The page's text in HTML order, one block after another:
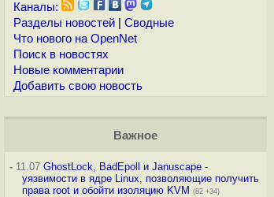
Каналы:
Разделы новостей| Сводные
Что нового на OpenNet
Поиск в новостях
Новые комментарии
Добавить свою новость
Важное
-11.07 GhostLock, BadEpoll и Januscape -
уязвимости в ядре Linux, позволяющие получить
права root и обойти изоляцию KVM (82 +34)